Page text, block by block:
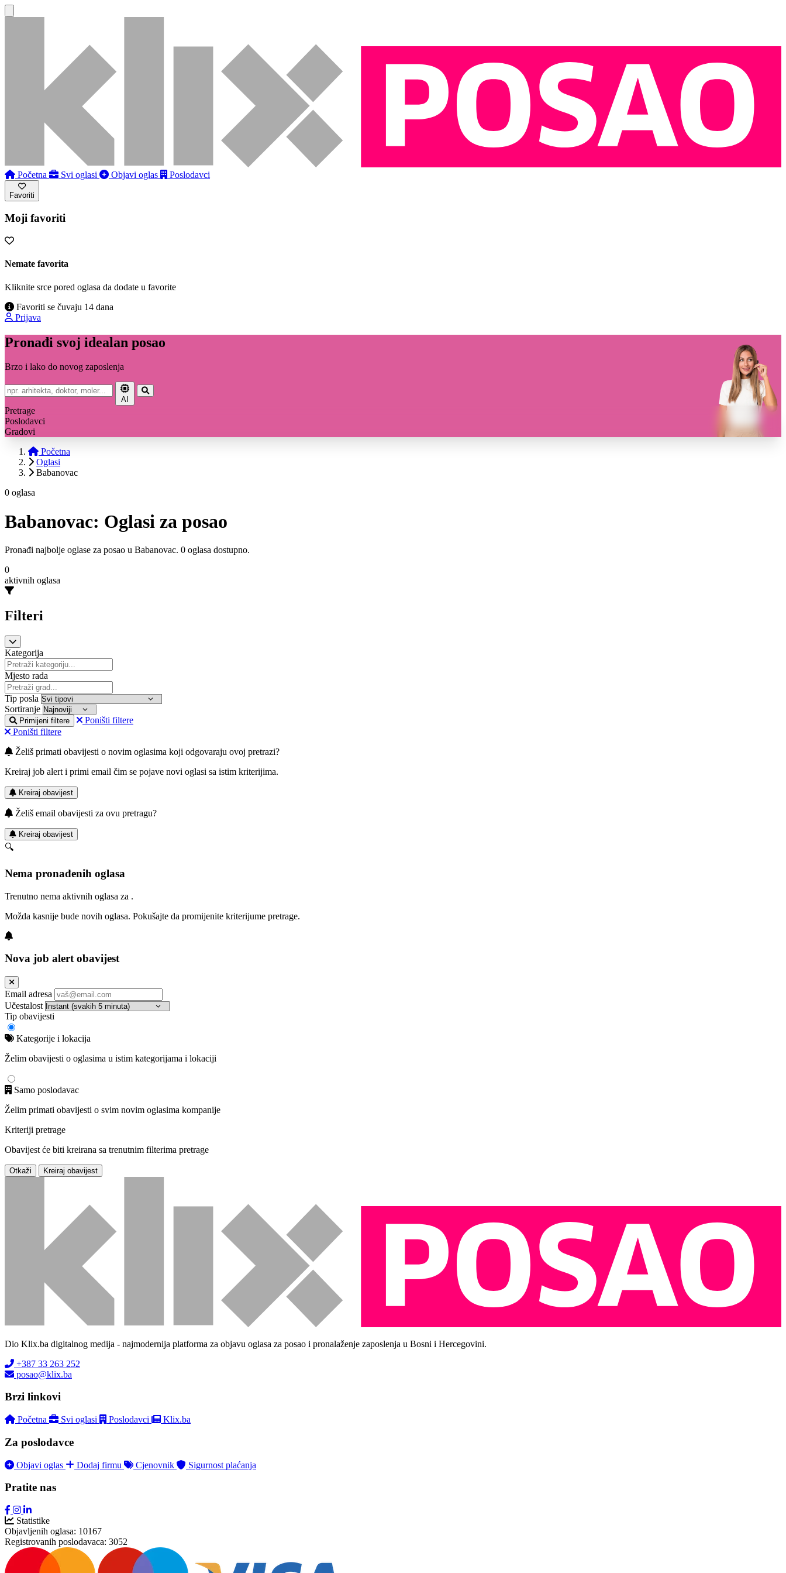
Početna Svi oglasi Objavi oglas Poslodavci
Favoriti
Moji favoriti
Nemate favorita
Kliknite srce pored oglasa da dodate u favorite
Favoriti se čuvaju 14 dana
Prijava
Pronađi svoj idealan posao
Brzo i lako do novog zaposlenja
AI
Pretrage
Poslodavci
Gradovi
Početna
Oglasi
Babanovac
0 oglasa
Babanovac: Oglasi za posao
Pronađi najbolje oglase za posao u Babanovac. 0 oglasa dostupno.
0
aktivnih oglasa
Filteri
Kategorija
Mjesto rada
Tip posla
Sortiranje
Primijeni filtere
Poništi filtere
Poništi filtere
Želiš primati obavijesti o novim oglasima koji odgovaraju ovoj pretrazi?
Kreiraj job alert i primi email čim se pojave novi oglasi sa istim kriterijima.
Kreiraj obavijest
Želiš email obavijesti za ovu pretragu?
Kreiraj obavijest
🔍
Nema pronađenih oglasa
Trenutno nema aktivnih oglasa za .
Možda kasnije bude novih oglasa. Pokušajte da promijenite kriterijume pretrage.
Nova job alert obavijest
Email adresa
Učestalost
Tip obavijesti
Kategorije i lokacija
Želim obavijesti o oglasima u istim kategorijama i lokaciji
Samo poslodavac
Želim primati obavijesti o svim novim oglasima kompanije
Kriteriji pretrage
Obavijest će biti kreirana sa trenutnim filterima pretrage
Otkaži Kreiraj obavijest
Dio Klix.ba digitalnog medija - najmodernija platforma za objavu oglasa za posao i pronalaženje zaposlenja u Bosni i Hercegovini.
+387 33 263 252
posao@klix.ba
Brzi linkovi
Početna Svi oglasi Poslodavci Klix.ba
Za poslodavce
Objavi oglas Dodaj firmu Cjenovnik Sigurnost plaćanja
Pratite nas
Statistike
Objavljenih oglasa: 10167
Registrovanih poslodavaca: 3052